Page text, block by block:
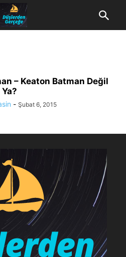
– Keaton Batman Değil
- Şubat 6, 2015